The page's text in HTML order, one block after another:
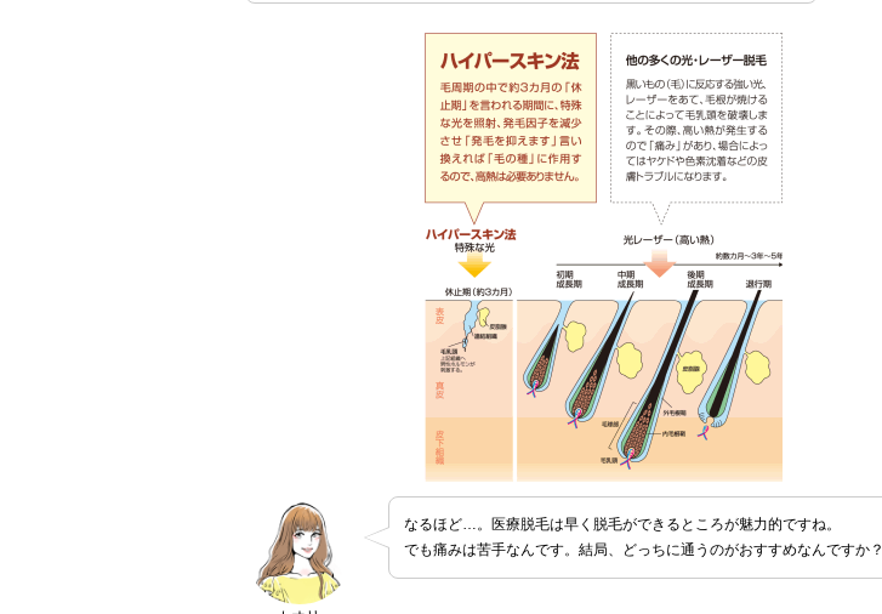
なるほど…。医療脱毛は早く脱毛ができるところが魅力的ですね。
でも痛みは苦手なんです。結局、どっちに通うのがおすすめなんですか？